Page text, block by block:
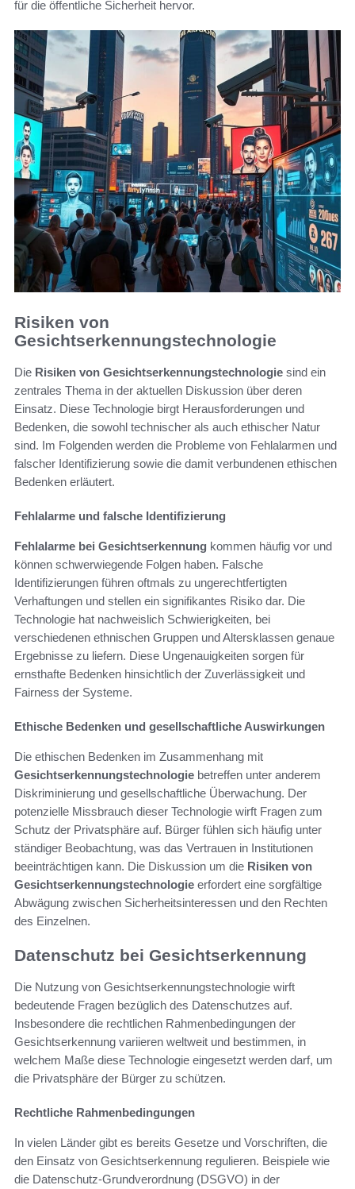
für die öffentliche Sicherheit hervor.
Risiken von
Gesichtserkennungstechnologie
Die Risiken von Gesichtserkennungstechnologie sind ein
zentrales Thema in der aktuellen Diskussion über deren
Einsatz. Diese Technologie birgt Herausforderungen und
Bedenken, die sowohl technischer als auch ethischer Natur
sind. Im Folgenden werden die Probleme von Fehlalarmen und
falscher Identifizierung sowie die damit verbundenen ethischen
Bedenken erläutert.
Fehlalarme und falsche Identifizierung
Fehlalarme bei Gesichtserkennung kommen häufig vor und
können schwerwiegende Folgen haben. Falsche
Identifizierungen führen oftmals zu ungerechtfertigten
Verhaftungen und stellen ein signifikantes Risiko dar. Die
Technologie hat nachweislich Schwierigkeiten, bei
verschiedenen ethnischen Gruppen und Altersklassen genaue
Ergebnisse zu liefern. Diese Ungenauigkeiten sorgen für
ernsthafte Bedenken hinsichtlich der Zuverlässigkeit und
Fairness der Systeme.
Ethische Bedenken und gesellschaftliche Auswirkungen
Die ethischen Bedenken im Zusammenhang mit
Gesichtserkennungstechnologie betreffen unter anderem
Diskriminierung und gesellschaftliche Überwachung. Der
potenzielle Missbrauch dieser Technologie wirft Fragen zum
Schutz der Privatsphäre auf. Bürger fühlen sich häufig unter
ständiger Beobachtung, was das Vertrauen in Institutionen
beeinträchtigen kann. Die Diskussion um die Risiken von
Gesichtserkennungstechnologie erfordert eine sorgfältige
Abwägung zwischen Sicherheitsinteressen und den Rechten
des Einzelnen.
Datenschutz bei Gesichtserkennung
Die Nutzung von Gesichtserkennungstechnologie wirft
bedeutende Fragen bezüglich des Datenschutzes auf.
Insbesondere die rechtlichen Rahmenbedingungen der
Gesichtserkennung variieren weltweit und bestimmen, in
welchem Maße diese Technologie eingesetzt werden darf, um
die Privatsphäre der Bürger zu schützen.
Rechtliche Rahmenbedingungen
In vielen Länder gibt es bereits Gesetze und Vorschriften, die
den Einsatz von Gesichtserkennung regulieren. Beispiele wie
die Datenschutz-Grundverordnung (DSGVO) in der